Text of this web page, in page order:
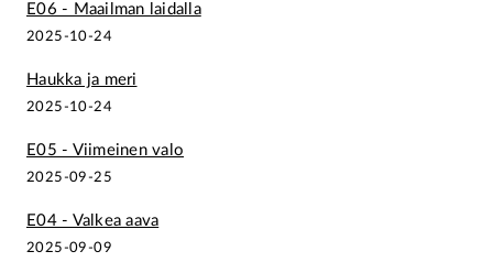
E06 - Maailman laidalla
2025-10-24
Haukka ja meri
2025-10-24
E05 - Viimeinen valo
2025-09-25
E04 - Valkea aava
2025-09-09